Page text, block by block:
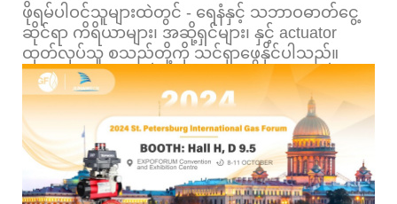
ဖိုရမ်ပါဝင်သူများထဲတွင် - ရေနံနှင့် သဘာဝဓာတ်ငွေ့
ဆိုင်ရာ ကိရိယာများ၊ အဆို့ရှင်များ၊ နှင့် actuator
ထုတ်လုပ်သူ စသည်တို့ကို သင်ရှာဖွေနိုင်ပါသည်။